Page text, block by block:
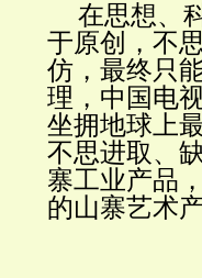
在思想、
于原创，不
仿，最终只
理，中国电
坐拥地球上
不思进取、
寨工业产品
的山寨艺术